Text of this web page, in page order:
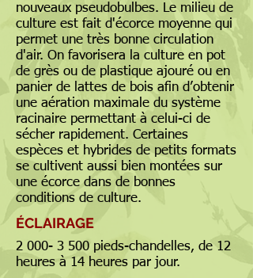
nouveaux pseudobulbes. Le milieu de
culture est fait d'écorce moyenne qui
permet une très bonne circulation
d'air. On favorisera la culture en pot
de grès ou de plastique ajouré ou en
panier de lattes de bois afin d’obtenir
une aération maximale du système
racinaire permettant à celui-ci de
sécher rapidement. Certaines
espèces et hybrides de petits formats
se cultivent aussi bien montées sur
une écorce dans de bonnes
conditions de culture.
ÉCLAIRAGE
2 000- 3 500 pieds-chandelles, de 12
heures à 14 heures par jour.